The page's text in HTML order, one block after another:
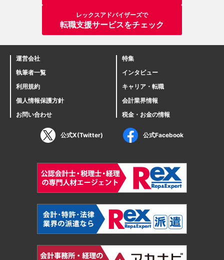
レックスアドバイザーズで
転職支援サービスをチェック
運営会社
執筆者一覧
利用規約
個人情報保護方針
お問い合わせ
特集
インタビュー
キャリア・転職
会計業界情報
税金・お金の情報
公式X(Twitter) 公式Facebook